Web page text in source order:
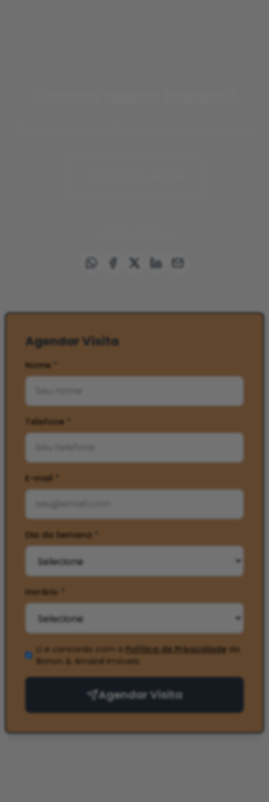
Agendar Visita
Nome *
Telefone *
E-mail *
Dia da Semana *
Horário *
Li e concordo com a Política de Privacidadeda
Bonon & Amaral Imóveis
Agendar Visita